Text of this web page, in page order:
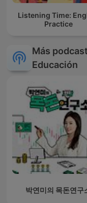
Listening Time:
Practice
Más
Educación
박연미의 목돈연구